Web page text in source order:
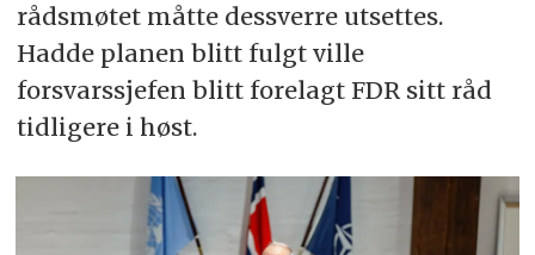
rådsmøtet måtte dessverre utsettes.
Hadde planen blitt fulgt ville
forsvarssjefen blitt forelagt FDR sitt råd
tidligere i høst.